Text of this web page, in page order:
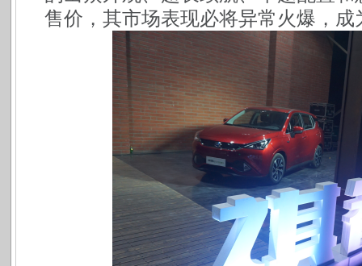
售价，其市场表现必将异常火爆，成